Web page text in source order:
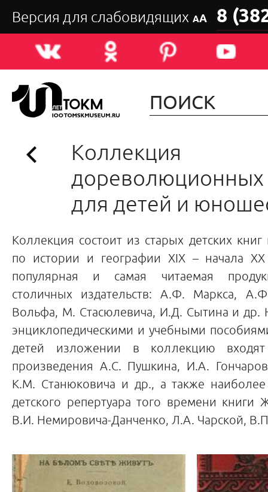
Версия для слабовидящих АА 8
Коллекция
дореволюционных
для детей и
Коллекция состоит из старых детских
по истории и географии XIX – начала
популярная и самая читаемая
столичных издательств: А.Ф. Маркса,
Вольфа, М. Стасюлевича, И.Д. Сытина и др.
энциклопедическими и учебными
детей изложении в коллекцию входят
произведения А.С. Пушкина, И.А.
К.М. Станюковича и др., а также
детского репертуара того времени
В.И. Немировича-Данченко, Л.А. Чарской,